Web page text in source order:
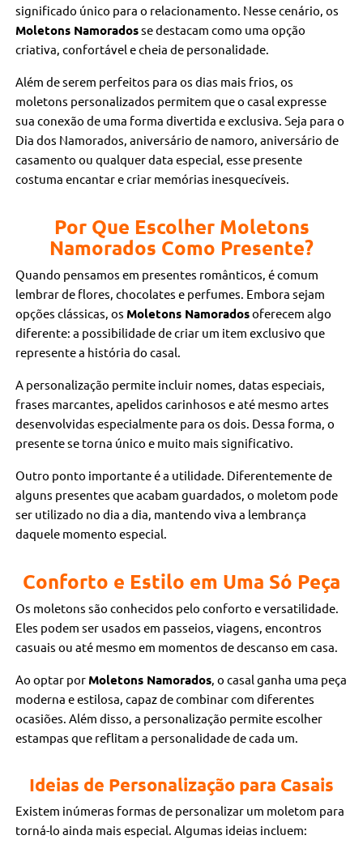
significado único para o relacionamento. Nesse cenário, os
Moletons Namoradosse destacam como uma opção
criativa, confortável e cheia de personalidade.
Além de serem perfeitos para os dias mais frios, os
moletons personalizados permitem que o casal expresse
sua conexão de uma forma divertida e exclusiva. Seja para o
Dia dos Namorados, aniversário de namoro, aniversário de
casamento ou qualquer data especial, esse presente
costuma encantar e criar memórias inesquecíveis.
Por Que Escolher Moletons
Namorados Como Presente?
Quando pensamos em presentes românticos, é comum
lembrar de flores, chocolates e perfumes. Embora sejam
opções clássicas, os Moletons Namoradosoferecem algo
diferente: a possibilidade de criar um item exclusivo que
represente a história do casal.
A personalização permite incluir nomes, datas especiais,
frases marcantes, apelidos carinhosos e até mesmo artes
desenvolvidas especialmente para os dois. Dessa forma, o
presente se torna único e muito mais significativo.
Outro ponto importante é a utilidade. Diferentemente de
alguns presentes que acabam guardados, o moletom pode
ser utilizado no dia a dia, mantendo viva a lembrança
daquele momento especial.
Conforto e Estilo em Uma Só Peça
Os moletons são conhecidos pelo conforto e versatilidade.
Eles podem ser usados em passeios, viagens, encontros
casuais ou até mesmo em momentos de descanso em casa.
Ao optar por Moletons Namorados, o casal ganha uma peça
moderna e estilosa, capaz de combinar com diferentes
ocasiões. Além disso, a personalização permite escolher
estampas que reflitam a personalidade de cada um.
Ideias de Personalização para Casais
Existem inúmeras formas de personalizar um moletom para
torná-lo ainda mais especial. Algumas ideias incluem: